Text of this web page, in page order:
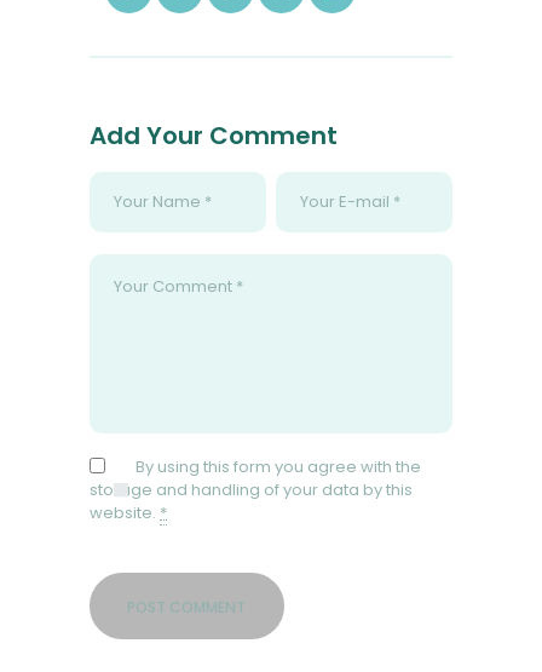
Add Your Comment
By using this form you agree with the
storage and handling of your data by this
website. *